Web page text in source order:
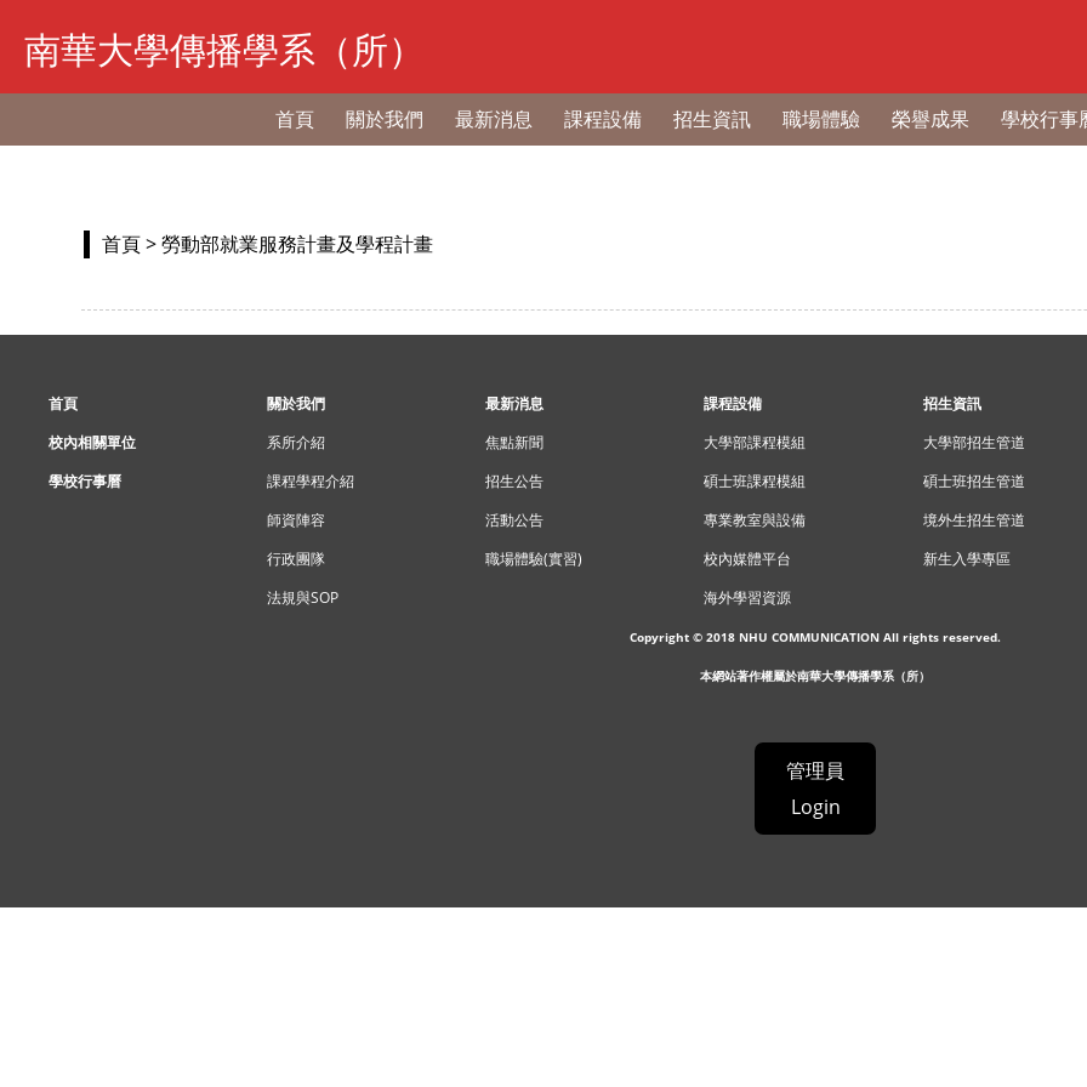
南華大學傳播學系（所）
首頁 關於我們 最新消息 課程設備 招生資訊 職場體驗 榮譽成果 學校行事
首頁> 勞動部就業服務計畫及學程計畫
首頁
校內相關單位
學校行事曆
關於我們
系所介紹
課程學程介紹
師資陣容
行政團隊
法規與SOP
最新消息
焦點新聞
招生公告
活動公告
職場體驗(實習)
課程設備
大學部課程模組
碩士班課程模組
專業教室與設備
校內媒體平台
海外學習資源
招生資訊
大學部招生管道
碩士班招生管道
境外生招生管道
新生入學專區
Copyright © 2018 NHU COMMUNICATION All rights reserved.
本網站著作權屬於南華大學傳播學系（所）
管理員
Login